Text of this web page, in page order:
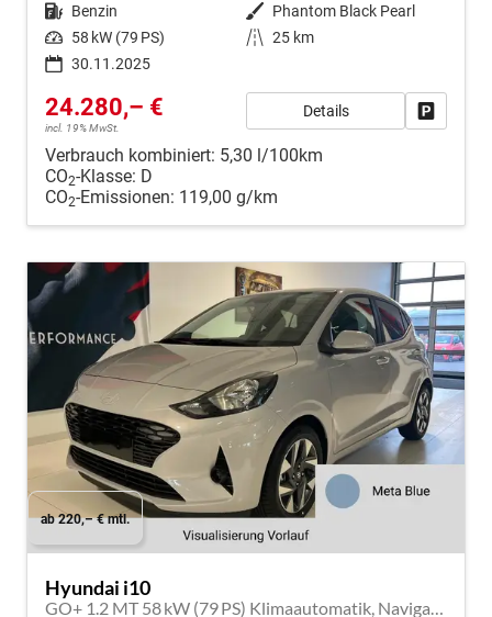
Kraftstoff Benzin Außenfarbe Phantom Black Pearl
Leistung 58 kW (79 PS) Kilometerstand 25 km
30.11.2025
24.280,– €
incl. 19% MwSt.
Details
Verbrauch kombiniert: 5,30 l/100km
CO2-Klasse: D
CO2-Emissionen: 119,00 g/km
ab 220,– € mtl.
Hyundai i10
GO+ 1.2 MT 58 kW (79 PS) Klimaautomatik, Navigationssystem, Apple CarPlay & Android Auto, Sitzheizung, Lenkradheizung, Einparkhilfe hinten, Rückfahrkamera, Privacy Glass, 15" Leichtmetallfelgen, uvm.